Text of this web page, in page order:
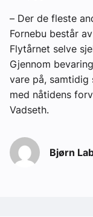
– Der de fleste
Fornebu består
Flytårnet selve
Gjennom
vare på, samtidig
med nåtidens
Vadseth.
Bjørn